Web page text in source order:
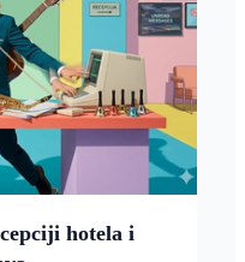
hotela i